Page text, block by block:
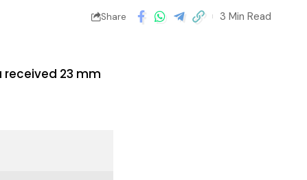
Share 3 Min Read